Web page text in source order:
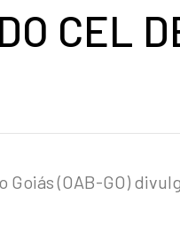
CEL
Goiás (OAB-GO)